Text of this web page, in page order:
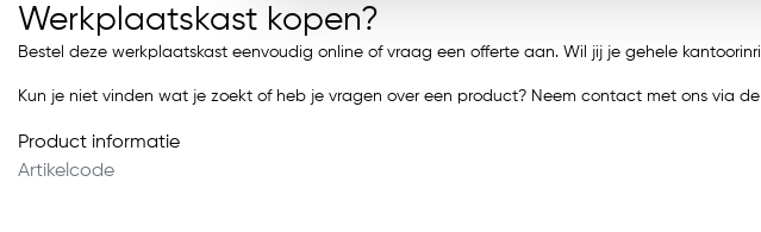
Werkplaatskast kopen?
Bestel deze werkplaatskast eenvoudig online of vraag een offerte aan. Wil jij je gehele
Kun je niet vinden wat je zoekt of heb je vragen over een product? Neem contact met ons via
Product informatie
Artikelcode